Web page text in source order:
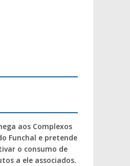
aos Complexos
Funchal e pretende
o consumo de
a ele associados.